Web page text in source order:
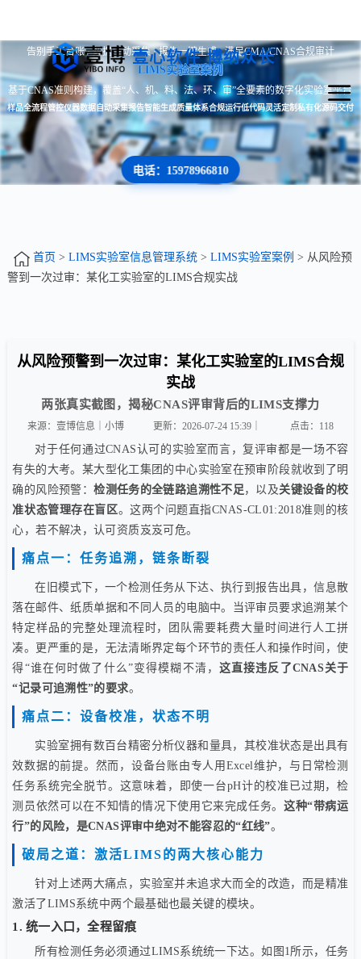
壹心软件 博纳众长
告别手工台账 · 数据自动采集 · 报告一键生成 · 满足CMA/CNAS合规审计
LIMS实验室案例
基于CNAS准则构建，覆盖“人、机、料、法、环、审”全要素的数字化实验室平台
样品全流程管控仪器数据自动采集报告智能生成质量体系合规运行低代码灵活定制私有化源码交付
电话：15978966810
首页 > LIMS实验室信息管理系统> LIMS实验室案例 > 从风险预
警到一次过审：某化工实验室的LIMS合规实战
从风险预警到一次过审：某化工实验室的LIMS合规
实战
两张真实截图，揭秘CNAS评审背后的LIMS支撑力
来源：壹博信息｜小博 更新：2026-07-24 15:39｜ 点击： 118
对于任何通过CNAS认可的实验室而言，复评审都是一场不容
有失的大考。某大型化工集团的中心实验室在预审阶段就收到了明
确的风险预警：检测任务的全链路追溯性不足 ，以及关键设备的校
准状态管理存在盲区 。这两个问题直指CNAS-CL01:2018准则的核
心，若不解决，认可资质岌岌可危。
痛点一：任务追溯，链条断裂
在旧模式下，一个检测任务从下达、执行到报告出具，信息散
落在邮件、纸质单据和不同人员的电脑中。当评审员要求追溯某个
特定样品的完整处理流程时，团队需要耗费大量时间进行人工拼
凑。更严重的是，无法清晰界定每个环节的责任人和操作时间，使
得“谁在何时做了什么”变得模糊不清， 这直接违反了CNAS关于
“记录可追溯性”的要求。
痛点二：设备校准，状态不明
实验室拥有数百台精密分析仪器和量具，其校准状态是出具有
效数据的前提。然而，设备台账由专人用Excel维护，与日常检测
任务系统完全脱节。这意味着，即使一台pH计的校准已过期，检
测员依然可以在不知情的情况下使用它来完成任务。 这种“带病运
行”的风险，是CNAS评审中绝对不能容忍的“红线”。
破局之道：激活LIMS的两大核心能力
针对上述两大痛点，实验室并未追求大而全的改造，而是精准
激活了LIMS系统中两个最基础也最关键的模块。
1. 统一入口，全程留痕
所有检测任务必须通过LIMS系统统一下达。如图1所示，任务